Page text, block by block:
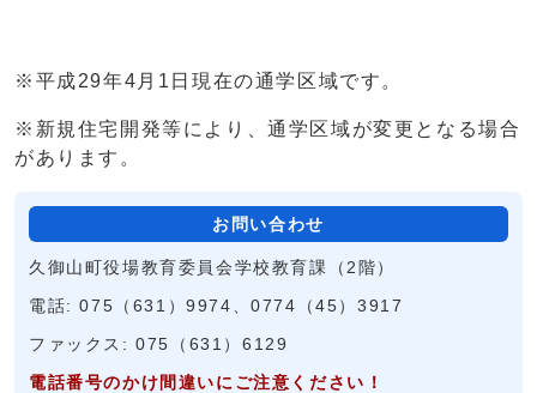
※平成29年4月1日現在の通学区域です。
※新規住宅開発等により、通学区域が変更となる場合
があります。
お問い合わせ
久御山町役場教育委員会学校教育課（2階）
電話: 075（631）9974、0774（45）3917
ファックス: 075（631）6129
電話番号のかけ間違いにご注意ください！